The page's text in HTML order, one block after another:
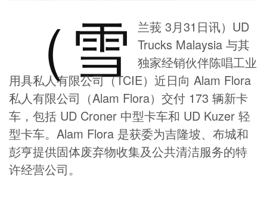
（雪
兰莪 3月31日讯）UD
Trucks Malaysia 与其
独家经销伙伴陈唱工业
用具私人有限公司（TCIE）近日向 Alam Flora
私人有限公司（Alam Flora）交付 173 辆新卡
车，包括 UD Croner 中型卡车和 UD Kuzer 轻
型卡车。Alam Flora 是获委为吉隆坡、布城和
彭亨提供固体废弃物收集及公共清洁服务的特
许经营公司。